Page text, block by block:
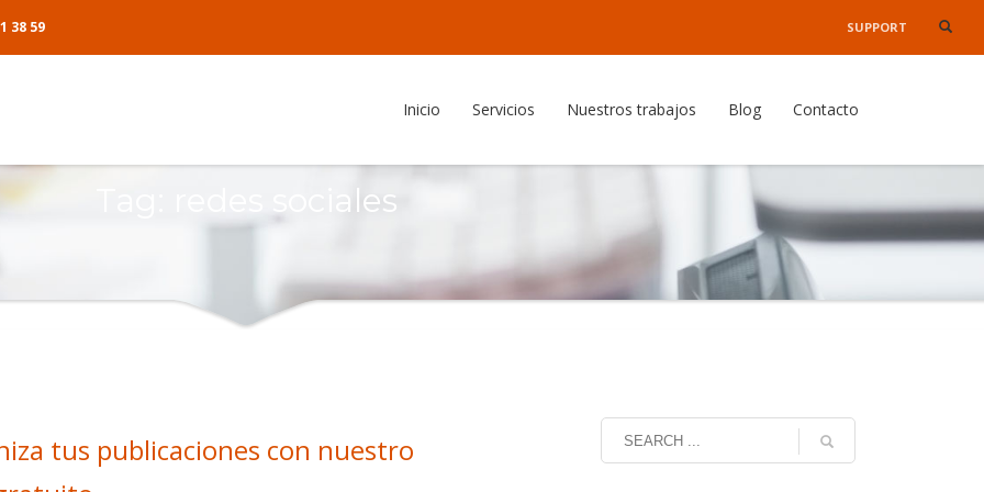
de artículos
38 59 SUPPORT
Inicio Servicios Nuestros trabajos Blog Contacto
Tag: redes sociales
tus publicaciones con nuestro